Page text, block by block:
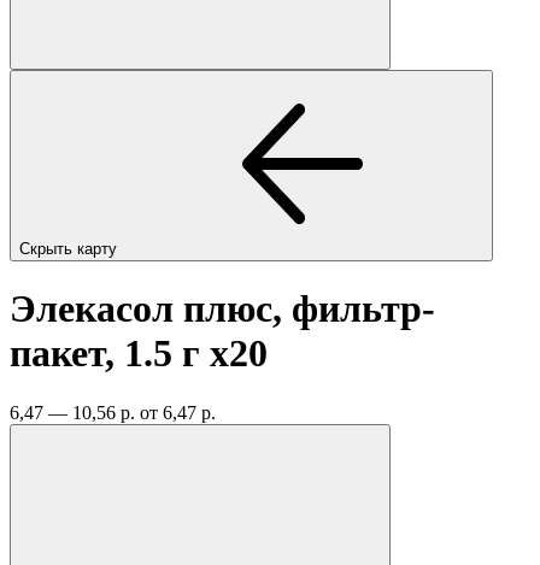
Скрыть карту
Элекасол плюс, фильтр-
пакет, 1.5 г x20
6,47 — 10,56 р. от 6,47 р.